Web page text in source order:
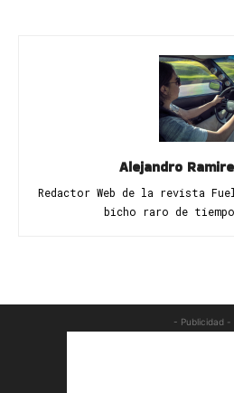
Alejandro
Redactor Web de la revista
bicho raro de
- Publicidad -